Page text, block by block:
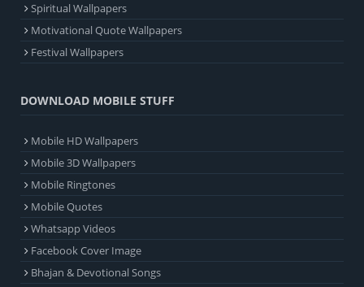
Spiritual Wallpapers
Motivational Quote Wallpapers
Festival Wallpapers
DOWNLOAD MOBILE STUFF
Mobile HD Wallpapers
Mobile 3D Wallpapers
Mobile Ringtones
Mobile Quotes
Whatsapp Videos
Facebook Cover Image
Bhajan & Devotional Songs